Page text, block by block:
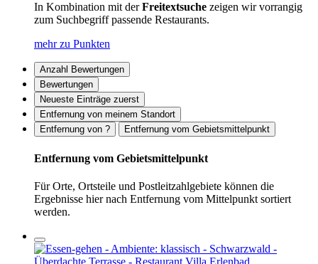
In Kombination mit derFreitextsuche zeigen wir vorrangig
zum Suchbegriff passende Restaurants.
mehr zu Punkten
Anzahl Bewertungen
Bewertungen
Neueste Einträge zuerst
Entfernung von meinem Standort
Entfernung von ?
Entfernung vom Gebietsmittelpunkt
Entfernung vom Gebietsmittelpunkt
Für Orte, Ortsteile und Postleitzahlgebiete können die
Ergebnisse hier nach Entfernung vom Mittelpunkt sortiert
werden.